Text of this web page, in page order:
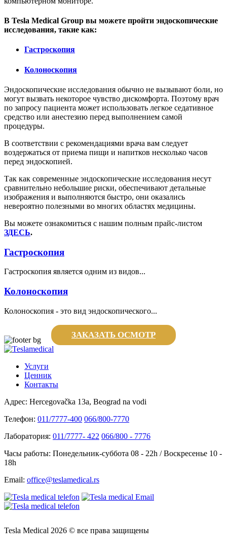
В Tesla Medical Group вы можете пройти эндоскопические
исследования, такие как:
Гастроскопия
Колоноскопия
Эндоскопические исследования обычно не вызывают боли, но
могут вызвать некоторое чувство дискомфорта. Поэтому врач
по запросу пациента может использовать легкое седативное
средство или анестезию перед выполнением самой
процедуры.
В соответствии с рекомендациями врача вам следует
воздержаться от приема пищи и напитков несколько часов
перед эндоскопией.
Так как современные эндоскопические исследования несут
сравнительно небольшие риски, обеспечивают детальные
изображения и выполняются быстро, они оказались
невероятно полезными во многих областях медицины.
Вы можете ознакомиться с нашим полным прайс-листом
ЗДЕСЬ.
Гастроскопия
Гастроскопия является одним из видов...
Колоноскопия
Колоноскопия - это вид эндоскопического...
ЗАКАЗАТЬ ОСМОТР
Услуги
Ценник
Контакты
Адрес: Hercegovačka 13a, Beograd na vodi
Телефон: 011/7777-400 066/800-7770
Лаборатория: 011/7777- 422 066/800 - 7776
Часы работы: Понедельник-суббота 08 - 22h / Воскресенье 10 -
18h
Email: office@teslamedical.rs
Tesla Medical 2026 © все права защищены